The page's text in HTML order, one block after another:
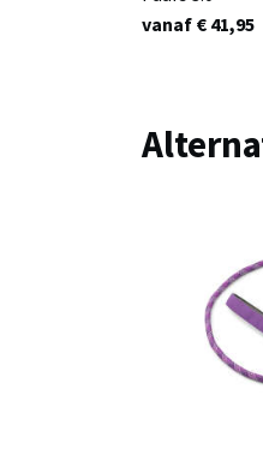
vanaf € 41,95